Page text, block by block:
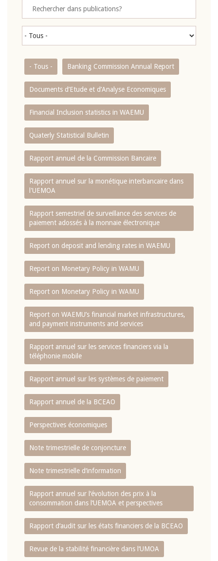
- Tous - Banking Commission Annual Report
Documents d’Etude et d’Analyse Economiques
Financial Inclusion statistics in WAEMU
Quaterly Statistical Bulletin
Rapport annuel de la Commission Bancaire
Rapport annuel sur la monétique interbancaire dans
l'UEMOA
Rapport semestriel de surveillance des services de
paiement adossés à la monnaie électronique
Report on deposit and lending rates in WAEMU
Report on Monetary Policy in WAMU
Report on Monetary Policy in WAMU
Report on WAEMU’s financial market infrastructures,
and payment instruments and services
Rapport annuel sur les services financiers via la
téléphonie mobile
Rapport annuel sur les systèmes de paiement
Rapport annuel de la BCEAO
Perspectives économiques
Note trimestrielle de conjoncture
Note trimestrielle d‘information
Rapport annuel sur l‘évolution des prix à la
consommation dans l‘UEMOA et perspectives
Rapport d‘audit sur les états financiers de la BCEAO
Revue de la stabilité financière dans l‘UMOA